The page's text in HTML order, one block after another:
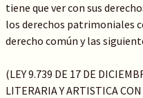
tiene que ver con sus
los derechos patrimoniales
derecho común y las
(LEY 9.739 DE 17 DE
LITERARIA Y ARTISTICA